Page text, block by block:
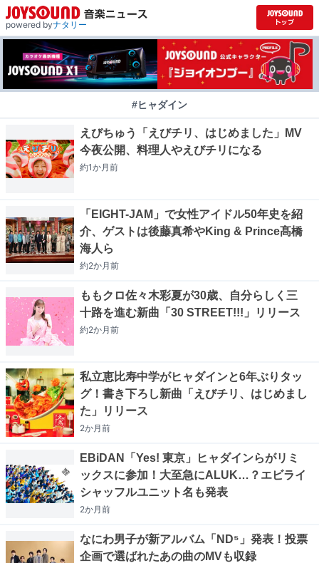
powered byナタリー
#ヒャダイン
えびちゅう「えびチリ、はじめました」MV
今夜公開、料理人やえびチリになる
約1か月前
「EIGHT-JAM」で女性アイドル50年史を紹
介、ゲストは後藤真希やKing & Prince髙橋
海人ら
約2か月前
ももクロ佐々木彩夏が30歳、自分らしく三
十路を進む新曲「30 STREET!!!」リリース
約2か月前
私立恵比寿中学がヒャダインと6年ぶりタッ
グ！書き下ろし新曲「えびチリ、はじめまし
た」リリース
2か月前
EBiDAN「Yes! 東京」ヒャダインらがリミ
ックスに参加！大至急にALUK…？エビライ
シャッフルユニット名も発表
2か月前
なにわ男子が新アルバム「ND⁵」発表！投票
企画で選ばれたあの曲のMVも収録